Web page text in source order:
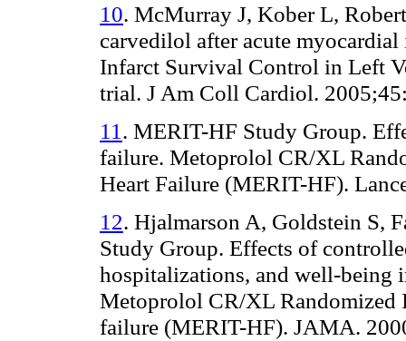
10. McMurray J, Kober L,
carvedilol after acute
Infarct Survival Control in Left
trial. J Am Coll Cardiol.
11 . MERIT-HF Study Group.
failure. Metoprolol CR/XL
Heart Failure (MERIT-HF).
12. Hjalmarson A, Goldstein S,
Study Group. Effects of
hospitalizations, and well-being
Metoprolol CR/XL Randomized
failure (MERIT-HF). JAMA.